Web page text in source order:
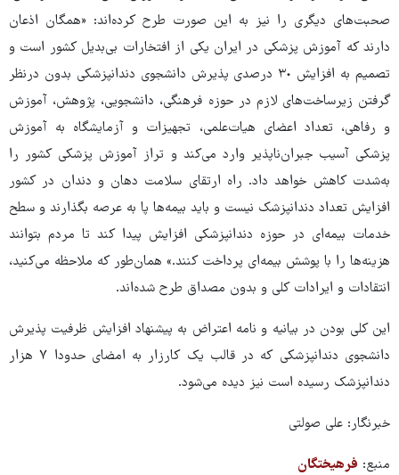
صحبت‌های دیگری را نیز به این صورت طرح کرده‌اند: «همگان اذعان
دارند که آموزش پزشکی در ایران یکی از افتخارات بی‌بدیل کشور است و
تصمیم به افزایش ٣٠ درصدی پذیرش دانشجوی دندانپزشکی بدون درنظر
گرفتن زیرساخت‌های لازم در حوزه فرهنگی، دانشجویی، پژوهش، آموزش
و رفاهی، تعداد اعضای هیات‌علمی، تجهیزات و آزمایشگاه به آموزش
پزشکی آسیب جبران‌ناپذیر وارد می‌کند و تراز آموزش پزشکی کشور را
به‌شدت کاهش خواهد داد. راه ارتقای سلامت دهان و دندان در کشور
افزایش تعداد دندانپزشک نیست و باید بیمه‌ها پا به عرصه بگذارند و سطح
خدمات بیمه‌ای در حوزه دندانپزشکی افزایش پیدا کند تا مردم بتوانند
هزینه‌ها را با پوشش بیمه‌ای پرداخت کنند.» همان‌طور که ملاحظه می‌کنید،
انتقادات و ایرادات کلی و بدون مصداق طرح شده‌اند.
این کلی بودن در بیانیه و نامه اعتراض به پیشنهاد افزایش ظرفیت پذیرش
دانشجوی دندانپزشکی که در قالب یک کارزار به امضای حدودا ۷ هزار
دندانپزشک رسیده است نیز دیده می‌شود.
خبرنگار: علی صولتی
منبع: فرهیختگان